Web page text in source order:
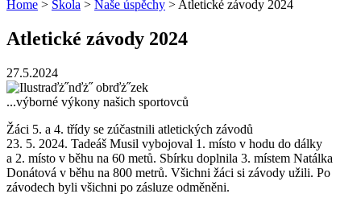
Home > Škola > Naše úspěchy > Atletické závody 2024
Atletické závody 2024
27.5.2024
...výborné výkony našich sportovců
Žáci 5. a 4. třídy se zúčastnili atletických závodů
23. 5. 2024. Tadeáš Musil vybojoval 1. místo v hodu do dálky
a 2. místo v běhu na 60 metů. Sbírku doplnila 3. místem Natálka
Donátová v běhu na 800 metrů. Všichni žáci si závody užili. Po
závodech byli všichni po zásluze odměněni.